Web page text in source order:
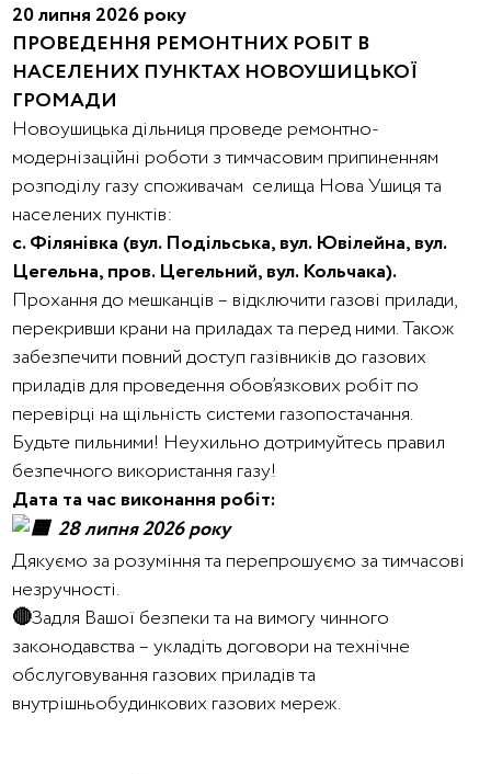
20 липня 2026 року
ПРОВЕДЕННЯ РЕМОНТНИХ РОБІТ В
НАСЕЛЕНИХ ПУНКТАХ НОВОУШИЦЬКОЇ
ГРОМАДИ
Новоушицька дільниця проведе ремонтно-
модернізаційні роботи з тимчасовим припиненням
розподілу газу споживачам селища Нова Ушиця та
населених пунктів:
с. Філянівка (вул. Подільська, вул. Ювілейна, вул.
Цегельна, пров. Цегельний, вул. Кольчака).
Прохання до мешканців – відключити газові прилади,
перекривши крани на приладах та перед ними. Також
забезпечити повний доступ газівників до газових
приладів для проведення обов’язкових робіт по
перевірці на щільність системи газопостачання.
Будьте пильними! Неухильно дотримуйтесь правил
безпечного використання газу!
Дата та час виконання робіт:
28 липня 2026 року
Дякуємо за розуміння та перепрошуємо за тимчасові
незручності.
🔴Задля Вашої безпеки та на вимогу чинного
законодавства – укладіть договори на технічне
обслуговування газових приладів та
внутрішньобудинкових газових мереж.